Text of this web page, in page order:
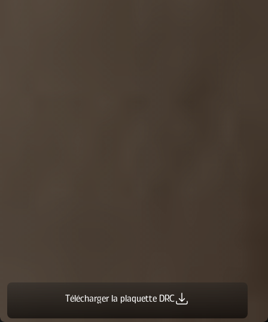
Télécharger la plaquette DRC